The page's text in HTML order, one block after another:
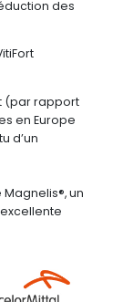
des
(par rapport
en Europe
d’un
un